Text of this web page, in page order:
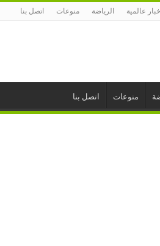
أخبار عالمية الرياضة منوعات اتصل بنا
منوعات اتصل بنا